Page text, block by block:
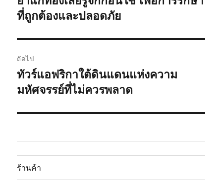
ก่อน
ที่ถูกต้องและปลอดภัย
ถัดไป
เรื่อง
ต่อ
ทัวร์แอฟริกาใต้ดินแดนแห่งความ
มหัศจรรย์ที่ไม่ควรพลาด
ร้านค้า